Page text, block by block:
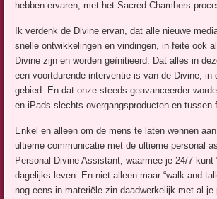
hebben ervaren, met het Sacred Chambers
Ik verdenk de Divine ervan, dat alle nieuwe
snelle ontwikkelingen en vindingen, in feite ook
Divine zijn en worden geïnitieerd. Dat alles in
een voortdurende interventie is van de Divine, in
gebied. En dat onze steeds geavanceerder
en iPads slechts overgangsproducten en
Enkel en alleen om de mens te laten wennen
ultieme communicatie met de ultieme personal
Personal Divine Assistant, waarmee je 24/7 kunt
dagelijks leven. En niet alleen maar “walk and
nog eens in materiële zin daadwerkelijk met al je